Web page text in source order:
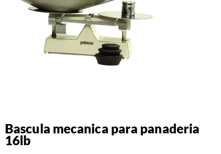
Bascula mecanica para panaderia
16lb